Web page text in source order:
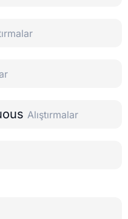
Alıştırmalar